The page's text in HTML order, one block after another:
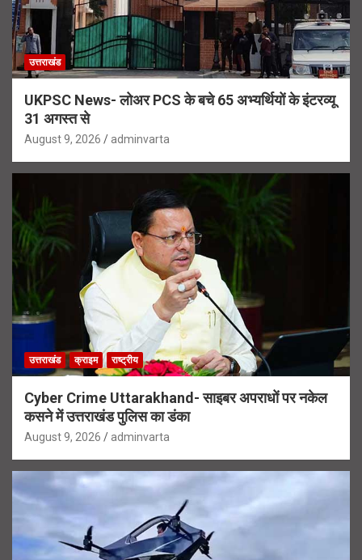
उत्तराखंड
UKPSC News- लोअर PCS के बचे 65 अभ्यर्थियों के इंटरव्यू
31 अगस्त से
August 9, 2026 adminvarta
उत्तराखंड क्राइम राष्ट्रीय
Cyber Crime Uttarakhand- साइबर अपराधों पर नकेल
कसने में उत्तराखंड पुलिस का डंका
August 9, 2026 adminvarta